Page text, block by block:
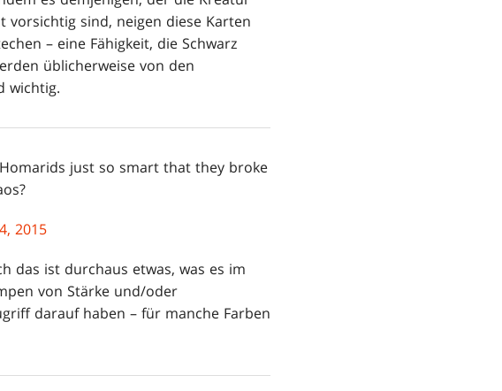
vorsichtig sind, neigen diese Karten
– eine Fähigkeit, die Schwarz
üblicherweise von den
wichtig.
just so smart that they broke
2015
das ist durchaus etwas, was es im
von Stärke und/oder
darauf haben – für manche Farben